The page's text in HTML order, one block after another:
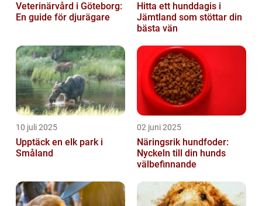
Veterinärvård i Göteborg:
En guide för djurägare
Hitta ett hunddagis i
Jämtland som stöttar din
bästa vän
10 juli 2025
Upptäck en elk park i
Småland
02 juni 2025
Näringsrik hundfoder:
Nyckeln till din hunds
välbefinnande